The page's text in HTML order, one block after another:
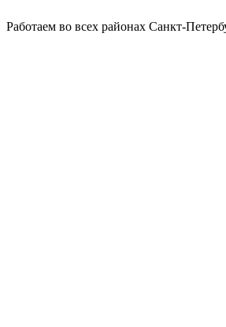
Работаем во всех районах Санкт-